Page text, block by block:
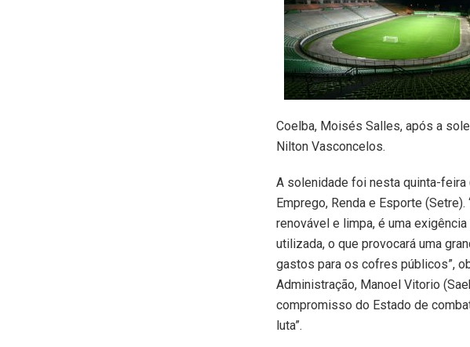
Coelba, Moisés Salles, após a
Nilton Vasconcelos.
A solenidade foi nesta quinta-feira
Emprego, Renda e Esporte
renovável e limpa, é uma
utilizada, o que provocará uma
gastos para os cofres públicos”,
Administração, Manoel Vitorio
compromisso do Estado de
luta”.